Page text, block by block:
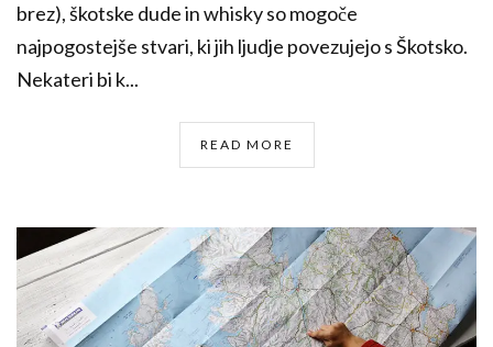
brez), škotske dude in whisky so mogoče
najpogostejše stvari, ki jih ljudje povezujejo s Škotsko.
Nekateri bi k...
READ MORE